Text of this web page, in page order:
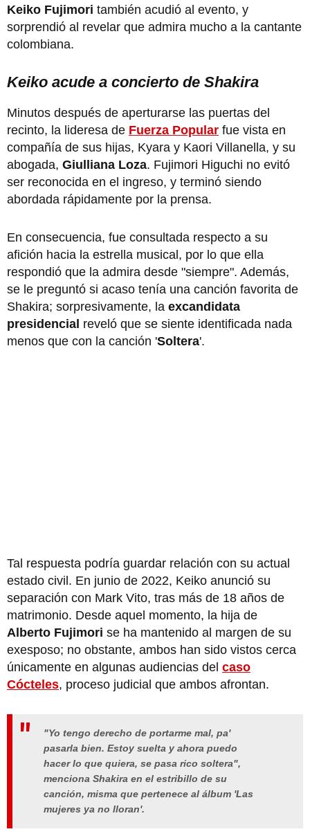
Keiko Fujimori también acudió al evento, y
sorprendió al revelar que admira mucho a la cantante
colombiana.
Keiko acude a concierto de Shakira
Minutos después de aperturarse las puertas del
recinto, la lideresa de Fuerza Popular fue vista en
compañía de sus hijas, Kyara y Kaori Villanella, y su
abogada, Giulliana Loza. Fujimori Higuchi no evitó
ser reconocida en el ingreso, y terminó siendo
abordada rápidamente por la prensa.
En consecuencia, fue consultada respecto a su
afición hacia la estrella musical, por lo que ella
respondió que la admira desde "siempre". Además,
se le preguntó si acaso tenía una canción favorita de
Shakira; sorpresivamente, la excandidata
presidencial reveló que se siente identificada nada
menos que con la canción 'Soltera'.
Tal respuesta podría guardar relación con su actual
estado civil. En junio de 2022, Keiko anunció su
separación con Mark Vito, tras más de 18 años de
matrimonio. Desde aquel momento, la hija de
Alberto Fujimori se ha mantenido al margen de su
exesposo; no obstante, ambos han sido vistos cerca
únicamente en algunas audiencias del caso
Cócteles, proceso judicial que ambos afrontan.
"Yo tengo derecho de portarme mal, pa'
pasarla bien. Estoy suelta y ahora puedo
hacer lo que quiera, se pasa rico soltera",
menciona Shakira en el estribillo de su
canción, misma que pertenece al álbum 'Las
mujeres ya no lloran'.